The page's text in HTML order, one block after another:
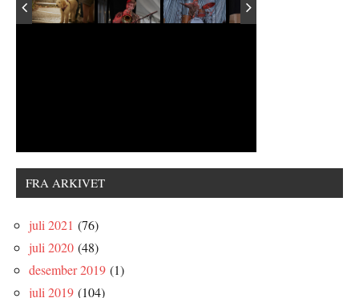
FRA ARKIVET
juli 2021 (76)
juli 2020 (48)
desember 2019 (1)
juli 2019 (104)